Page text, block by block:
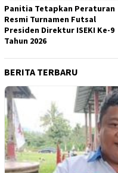
Panitia Tetapkan Peraturan
Resmi Turnamen Futsal
Presiden Direktur ISEKI Ke-9
Tahun 2026
BERITA TERBARU